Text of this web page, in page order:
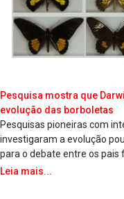
Pesquisa mostra que
evolução das borboletas
Pesquisas pioneiras com
investigaram a evolução
para o debate entre os pais
Leia mais...